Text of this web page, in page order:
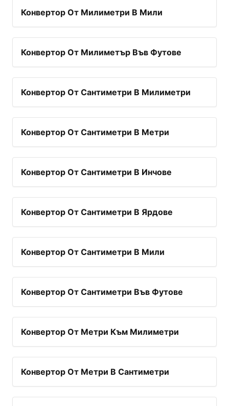
Конвертор От Милиметри В Мили
Конвертор От Милиметър Във Футове
Конвертор От Сантиметри В Милиметри
Конвертор От Сантиметри В Метри
Конвертор От Сантиметри В Инчове
Конвертор От Сантиметри В Ярдове
Конвертор От Сантиметри В Мили
Конвертор От Сантиметри Във Футове
Конвертор От Метри Към Милиметри
Конвертор От Метри В Сантиметри